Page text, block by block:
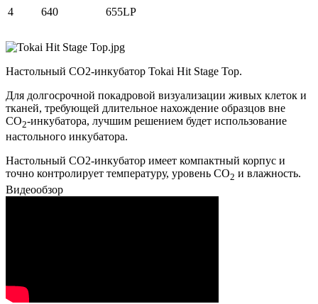
4 640 655LP
Настольный CO2-инкубатор Tokai Hit Stage Top.
Для долгосрочной покадровой визуализации живых клеток и
тканей, требующей длительное нахождение образцов вне
CO2-инкубатора, лучшим решением будет использование
настольного инкубатора.
Настольный CO2-инкубатор имеет компактный корпус и
точно контролирует температуру, уровень CO2 и влажность.
Видеообзор